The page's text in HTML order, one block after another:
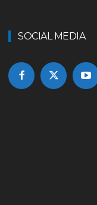
SOCIAL MEDIA